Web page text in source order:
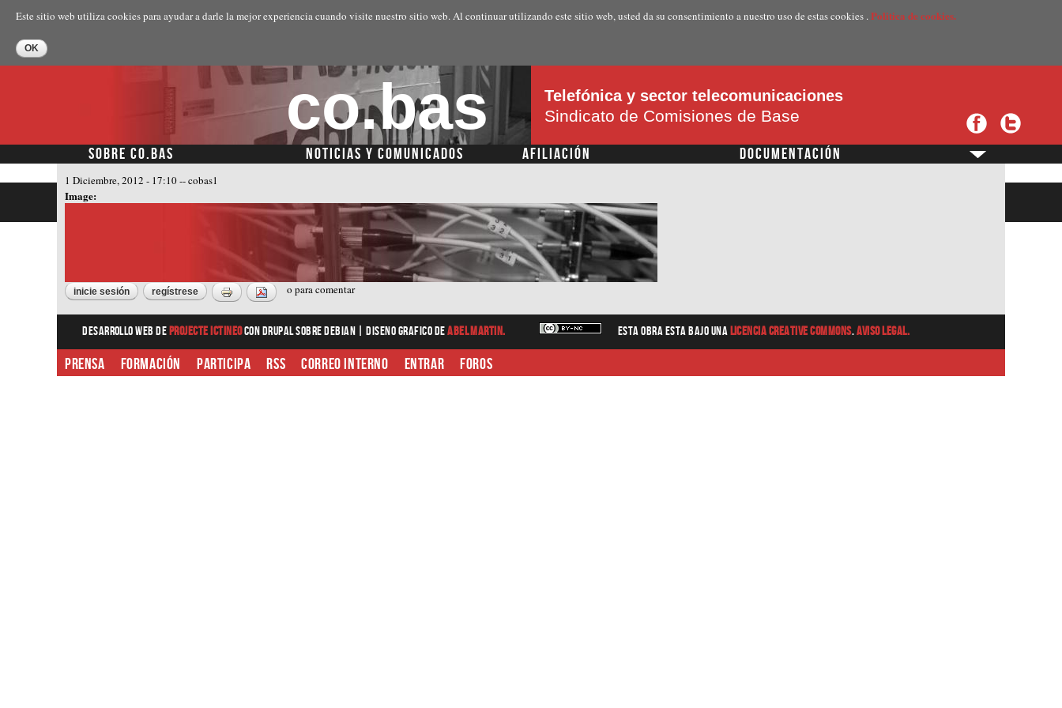
contenido
Este sitio web utiliza cookies para ayudar a darle la mejor experiencia cuando visite nuestro sitio web. Al continuar utilizando este sitio web, usted da su consentimiento a nuestro uso de estas cookies .Politica de cookies.
co.bas Telefónica y sector telecomunicaciones
Sindicato de Comisiones de Base
SOBRE CO.BAS NOTICIAS Y COMUNICADOS AFILIACIÓN DOCUMENTACIÓN ?
1 Diciembre, 2012 - 17:10--cobas1
Image:
inicie sesión o
regístrese para comentar
Desarrollo web deProjecte Ictineocon Drupal sobre Debian |diseno graficodeAbel Martin. Esta obra esta bajo unaLicencia Creative Commons.Aviso Legal.
Prensa Formación Participa RSS Correo interno Entrar Foros